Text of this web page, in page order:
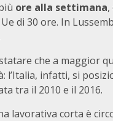
ore alla settimana
di 30 ore. In
che a maggior
l’Italia, infatti, si
tra il 2010 e il 2016.
lavorativa corta è